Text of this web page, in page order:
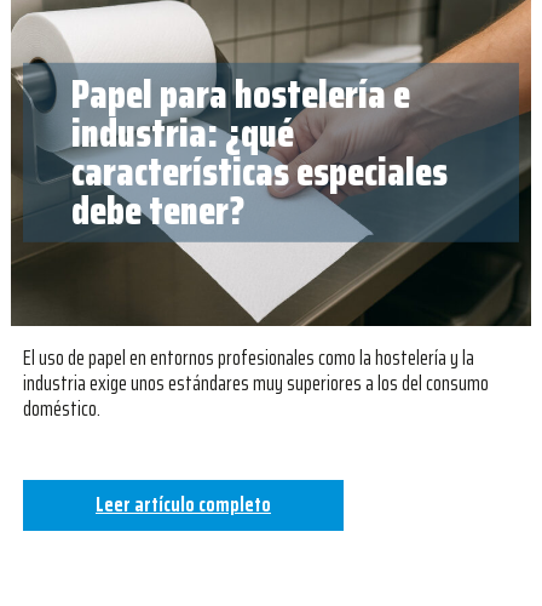
Papel para hostelería e
industria: ¿qué
características especiales
debe tener?
El uso de papel en entornos profesionales como la hostelería y la
industria exige unos estándares muy superiores a los del consumo
doméstico.
Leer artículo completo